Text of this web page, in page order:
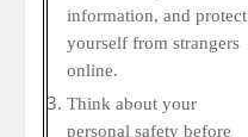
information, and protect
yourself from strangers
online.
Think about your
personal safety before